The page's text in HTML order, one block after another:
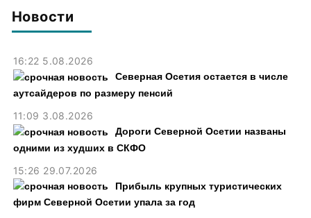
Новости
16:22 5.08.2026
Северная Осетия остается в числе
аутсайдеров по размеру пенсий
11:09 3.08.2026
Дороги Северной Осетии названы
одними из худших в СКФО
15:26 29.07.2026
Прибыль крупных туристических
фирм Северной Осетии упала за год